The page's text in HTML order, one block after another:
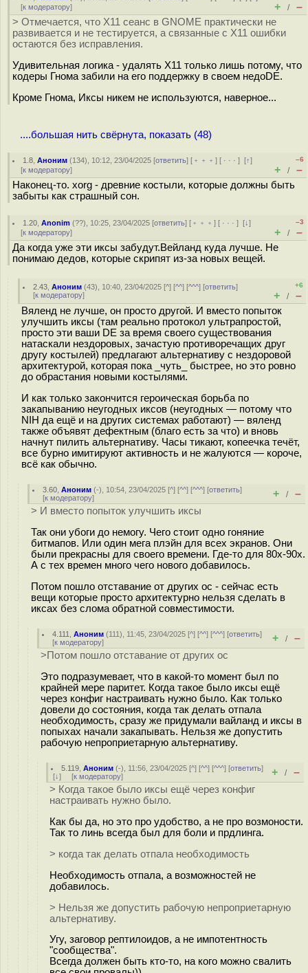
[к модератору] + / –
> Отмечается, что X11 сеанс в GNOME практически не
развивается и не тестируется, а связанные с X11 ошибки
остаются без исправления.
Удивительная логика - удалять X11 только лишь потому, что
кодеры Гнома забили на его поддержку в своем недоDE.
Кроме Гнома, Иксы никем не используются, наверное...
....большая нить свёрнута, показать (48)
1.8 ,Аноним (134), 10:12, 23/04/2025 [ответить] [ ﹢﹢﹢] [ · · ·][↑]
[к модератору]
–6
+ / –
Наконец-то. xorg - древние костыли, которые должны быть
забыты как страшный сон.
1.20 ,Anonim (??), 10:25, 23/04/2025 [ответить] [ ﹢﹢﹢] [ · · ·][↓]
[к модератору]
–3
+ / –
Да когда уже эти иксы забудут.Вейланд куда лучше. Не
понимаю дедов, которые скрипят из-за новых вещей.
2.43 ,Аноним (43), 10:40, 23/04/2025 [^] [^^] [^^^] [ответить]
[к модератору]
+6
+ / –
Вяленд не лучше, он просто другой. И вместо попыток
улучшить иксы (там реально протокол ультрапростой,
просто эти ваши DE за время своего существования
натаскали нездоровых, зачастую противоречащих друг
другу костылей) предлагают альтернативу с нездоровой
архитектурой, которая пока _чуть_ быстрее, но это ровно
до обрастания новыми костылями.
И как только закончится героическая борьба по
закапыванию неугодных иксов (неугодных — потому что
NIH да ещё и на других системах работают) — вяленд
также объявят дефектным (благо есть за что) и вновь
начнут пилить альтернативу. Часы тикают, копеечка течёт,
все бурно имитируют активность и не жалуются — короче,
всё как обычно.
3.60 ,Аноним (-), 10:54, 23/04/2025 [^] [^^] [^^^] [ответить]
[к модератору] + / –
> И вместо попыток улучшить иксы
Так они убоги до немогу. Чего стоит одно гоняние
битмапов. Или один мега плэйн для всех экранов. Они
были прекрасны для своего времени. Где-то для 80х-90х.
А с тех времен много чего нового добавилось.
Потом пошло отставание от других ос - сейчас есть
вещи которые просто архитектурно нельзя сделать в
иксах без слома обратной совместимости.
4.111 ,Аноним (111), 11:45, 23/04/2025 [^] [^^] [^^^] [ответить]
[к модератору] + / –
>Потом пошло отставание от других ос
Это подразумевает, что в какой-то момент был по
крайней мере паритет. Когда такое было иксы ещё
через конфиг настраивать нужно было. Как только
довели до состояния, когда так делать отпала
необходимость, сразу же придумали вайланд и иксы в
попыхах начали закапывать. Нельзя же допустить
рабочую непроприетарную альтернативу.
5.119 ,Аноним (-), 11:56, 23/04/2025 [^] [^^] [^^^] [ответить]
[↓] [к модератору] + / –
> Когда такое было иксы ещё через конфиг
настраивать нужно было.
Как бы да, но это про удобство, а не про возмоности.
Так то линь всегда был для боли и прдлинга.
> когда так делать отпала необходимость
Необходимость отпала, а возможностей не
добавилось.
> Нельзя же допустить рабочую непроприетарную
альтернативу.
Угу, заговор рептилоидов, а не импотентность
"сообщества".
Всегда должен быть кто-то, на кого можно свалить